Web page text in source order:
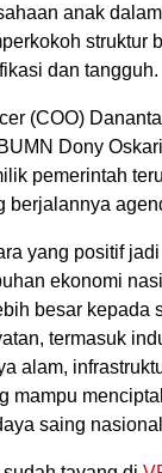
anak
struktur
dan tangguh.
(COO)
Dony
pemerintah
berjalannya
yang positif
ekonomi
besar kepada
termasuk
alam,
mampu
saing